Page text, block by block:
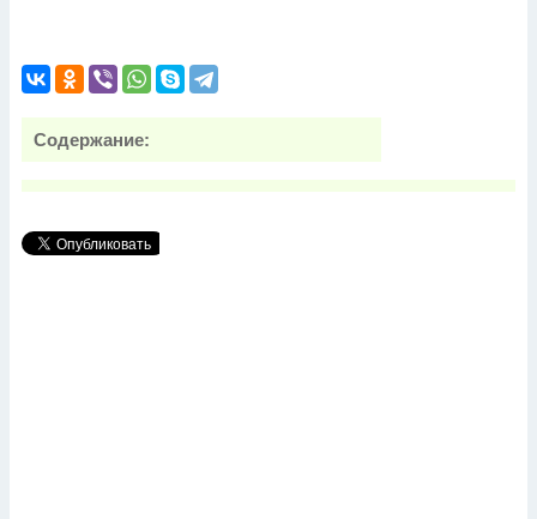
Содержание: